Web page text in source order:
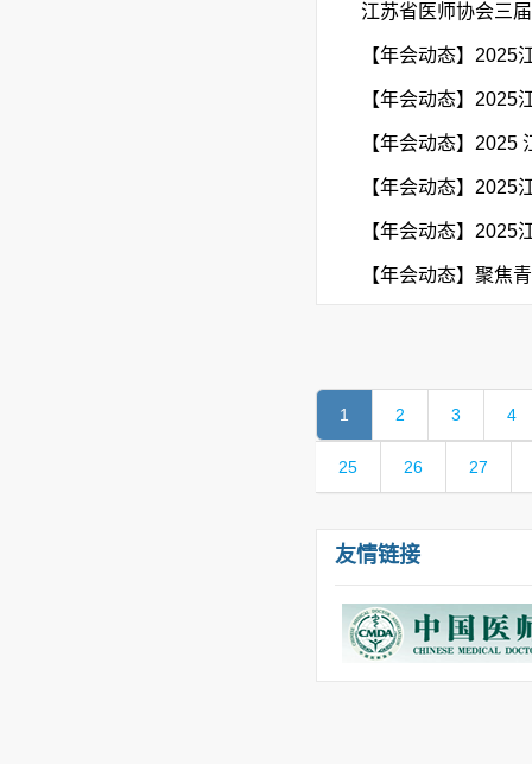
江苏省医师协会三
【年会动态】2025
【年会动态】2025
【年会动态】2025
【年会动态】2025
【年会动态】2025
【年会动态】聚焦
1 2 3 4
25 26 27
友情链接